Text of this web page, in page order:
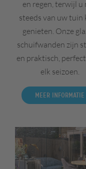
en regen, terwijl u
steeds van uw tuin
genieten. Onze
schuifwanden zijn
en praktisch,
elk seizoen.
Meer informatie